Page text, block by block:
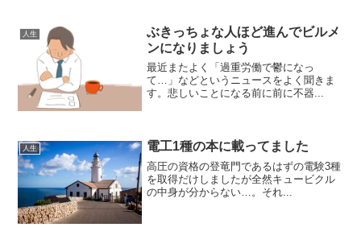
人生
ぶきっちょな人ほど進んでビルメ
ンになりましょう
最近またよく「過重労働で鬱になっ
て…」などというニュースをよく聞きま
す。悲しいことになる前に前に不器...
人生 電工1種の本に載ってました
高圧の資格の登竜門であるはずの電験3種
を取得だけしましたが全然キュービクル
の中身が分からない…。それ...